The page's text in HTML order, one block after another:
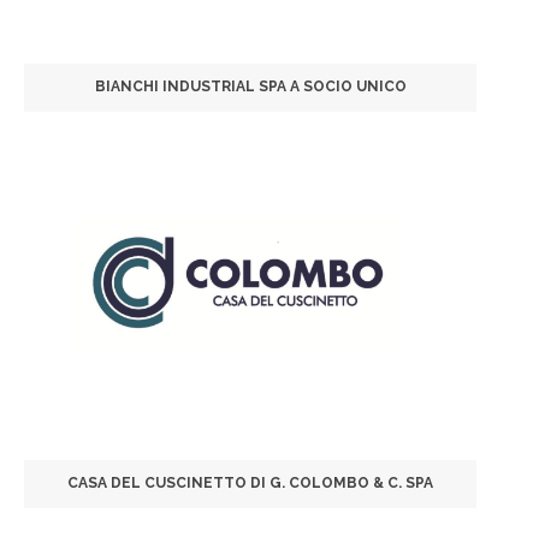
BIANCHI INDUSTRIAL SPA A SOCIO UNICO
CASA DEL CUSCINETTO DI G. COLOMBO & C. SPA